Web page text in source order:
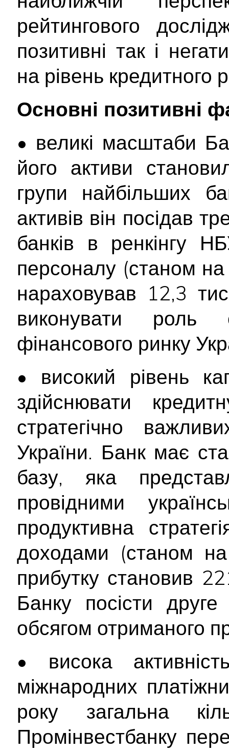
рейтингового
позитивні так і
на рівень кредитного
Основні позитивні
• великі масштаби
його активи
групи найбільших
активів він посідав
банків в ренкінгу
персоналу (станом
нараховував 12,3
виконувати роль
фінансового ринку
• високий рівень
здійснювати
стратегічно
України. Банк має
базу, яка
провідними
продуктивна
доходами (станом
прибутку становив
Банку посісти
обсягом отриманого
• висока
міжнародних
року загальна
Промінвестбанку